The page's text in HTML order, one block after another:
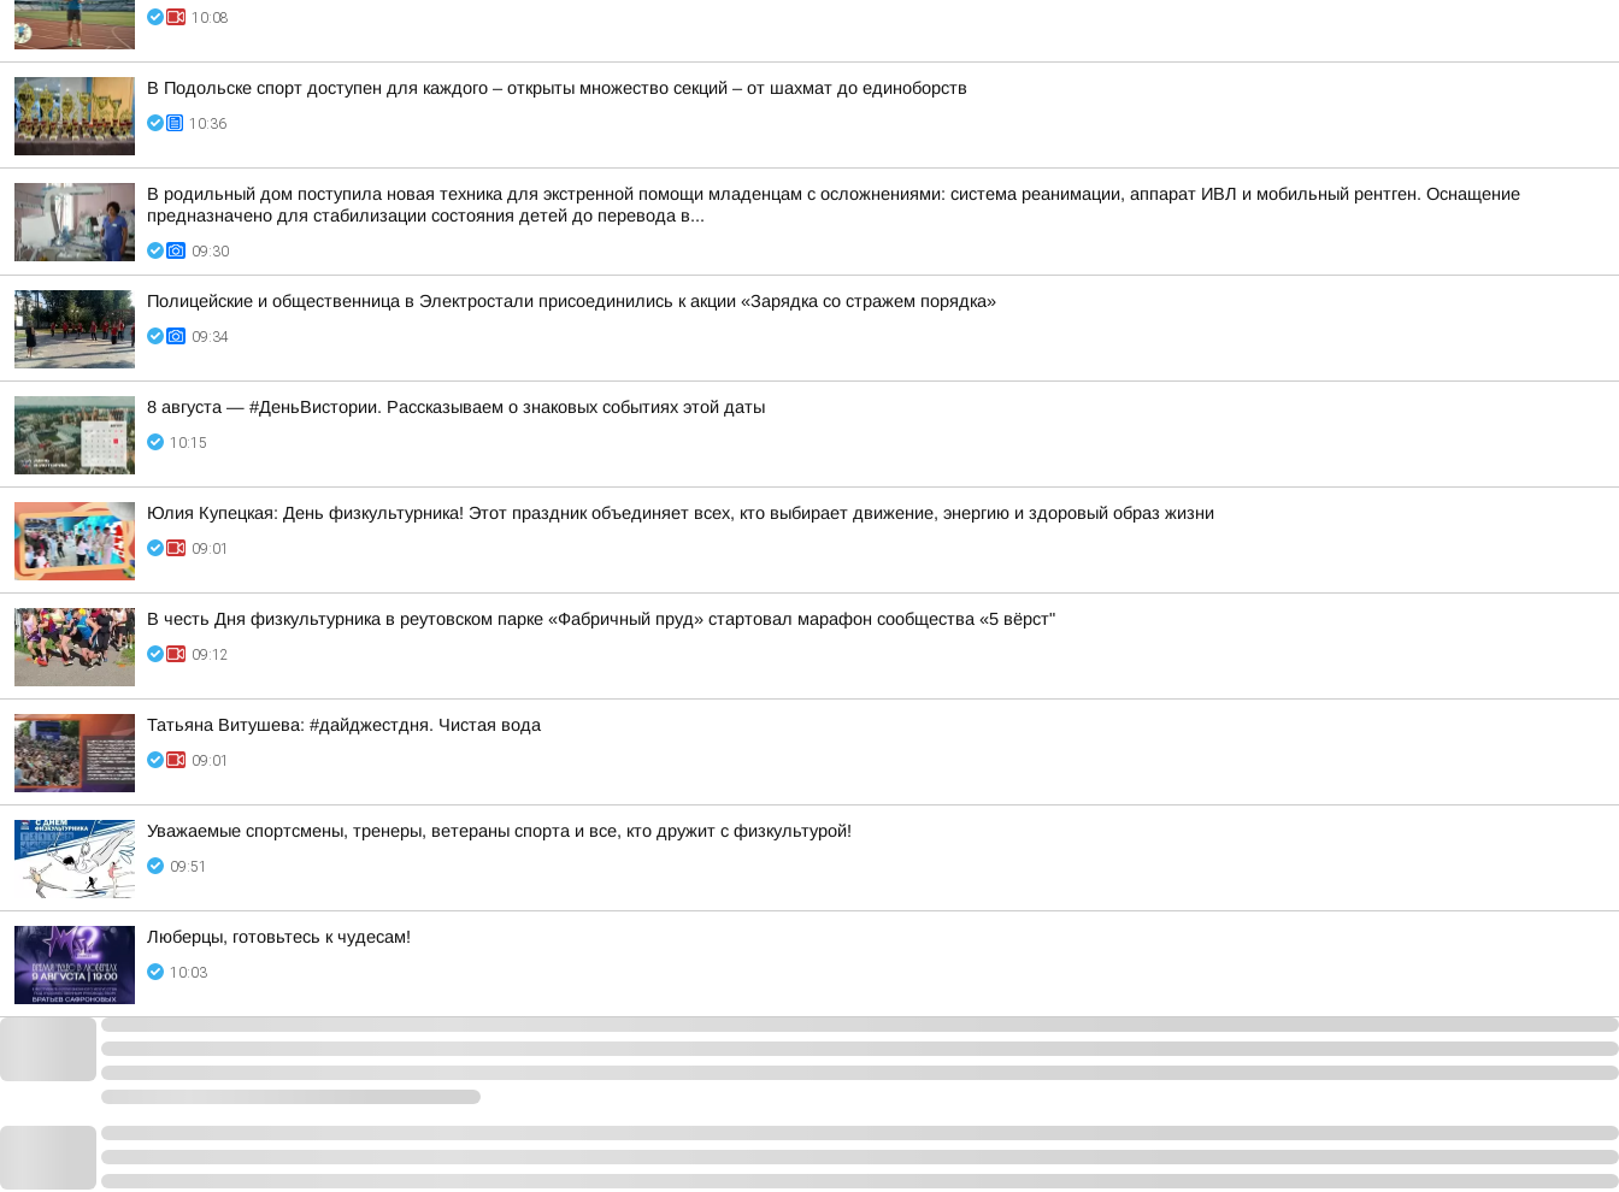
10:08
В Подольске спорт доступен для каждого – открыты множество секций – от шахмат до единоборств
10:36
В родильный дом поступила новая техника для экстренной помощи младенцам с осложнениями: система реанимации, аппарат ИВЛ и мобильный рентген. Оснащение
предназначено для стабилизации состояния детей до перевода в...
09:30
Полицейские и общественница в Электростали присоединились к акции «Зарядка со стражем порядка»
09:34
8 августа — #ДеньВистории. Рассказываем о знаковых событиях этой даты
10:15
Юлия Купецкая: День физкультурника! Этот праздник объединяет всех, кто выбирает движение, энергию и здоровый образ жизни
09:01
В честь Дня физкультурника в реутовском парке «Фабричный пруд» стартовал марафон сообщества «5 вёрст"
09:12
Татьяна Витушева: #дайджестдня. Чистая вода
09:01
Уважаемые спортсмены, тренеры, ветераны спорта и все, кто дружит с физкультурой!
09:51
Люберцы, готовьтесь к чудесам!
10:03